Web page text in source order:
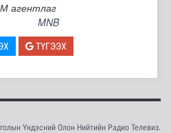
агентлаг
MNB
ТҮГЭЭХ
Үндэсний Олон Нийтийн Радио Телевиз.